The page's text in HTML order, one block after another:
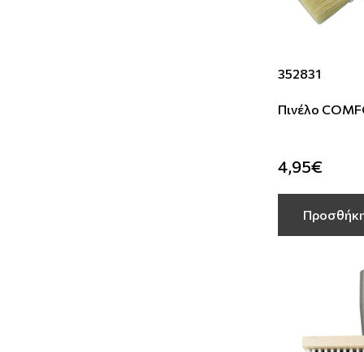
352831
Πινέλο
4,95€